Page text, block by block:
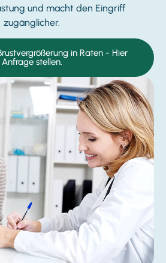
und macht den Eingriff
zugänglicher.
in Raten - Hier
Anfrage stellen.